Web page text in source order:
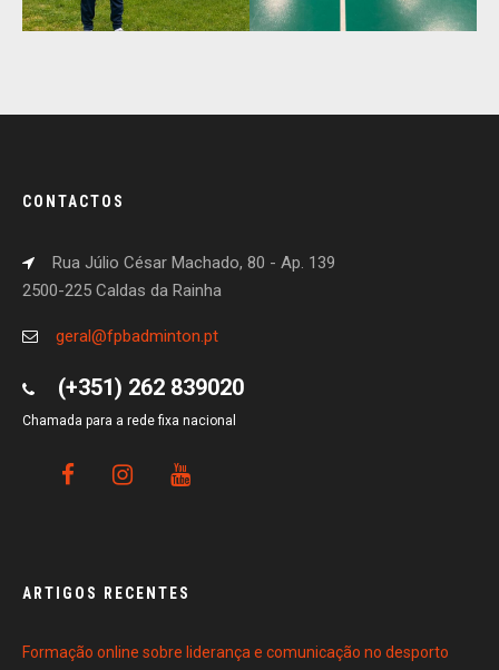
CONTACTOS
Rua Júlio César Machado, 80 - Ap. 139
2500-225 Caldas da Rainha
geral@fpbadminton.pt
(+351) 262 839020
Chamada para a rede fixa nacional
ARTIGOS RECENTES
Formação online sobre liderança e comunicação no desporto